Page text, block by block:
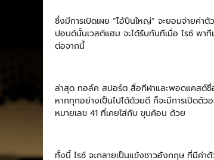
ซึ่งมีการเปิดเผย “ไอ้ปืนใหญ่” จะยอมจ่ายค่
ปอนด์นั้นเวสต์แฮม จะได้รับทันทีเมื่อ ไรซ์ พ
ต่อจากนี้
ล่าสุด ทอล์ค สปอร์ต สื่อกีฬาและพอดแคสต์ชื่อ
หากทุกอย่างเป็นไปได้ด้วยดี ก็จะมีการเปิดตัว
หมายเลข 41 ที่เคยใส่กับ ขุนค้อน ด้วย
ทั้งนี้ ไรซ์ จะกลายเป็นแข้งชาวอังกฤษ ที่มีค่